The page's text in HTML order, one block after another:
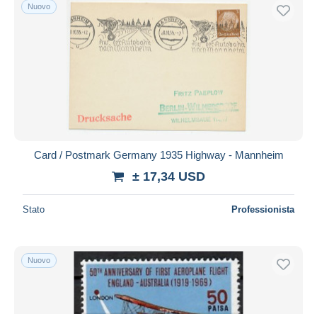
Nuovo
Card / Postmark Germany 1935 Highway - Mannheim
± 17,34 USD
Stato Professionista
Nuovo